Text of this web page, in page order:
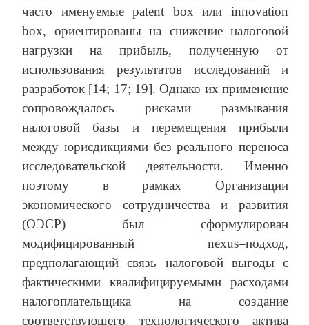
часто именуемые patent box или innovation
box, ориентированы на снижение налоговой
нагрузки на прибыль, полученную от
использования результатов исследований и
разработок [14; 17; 19]. Однако их применение
сопровождалось рисками размывания
налоговой базы и перемещения прибыли
между юрисдикциями без реального переноса
исследовательской деятельности. Именно
поэтому в рамках Организации
экономического сотрудничества и развития
(ОЭСР) был сформулирован
модифицированный nexus–подход,
предполагающий связь налоговой выгоды с
фактическими квалифицируемыми расходами
налогоплательщика на создание
соответствующего технологического актива